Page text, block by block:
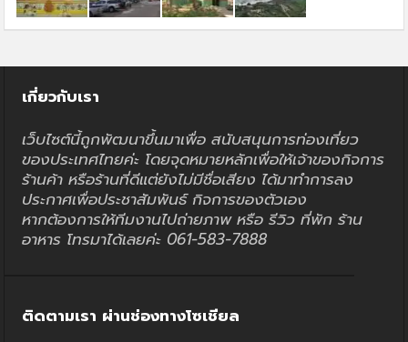
เกี่ยวกับเรา
เว็บไซต์นี้ถูกพัฒนาขึ้นมาเพื่อ สนับสนุนการท่องเที่ยว
ของประเทศไทยค่ะ โดยจุดหมายหลักเพื่อให้เจ้าของกิจการ
ร้านค้า หรือร้านที่ดีแต่ยังไม่มีชื่อเสียง ได้มาทำการลง
ประกาศเพื่อประชาสัมพันธ์ กิจการของตัวเอง
หากต้องการให้ทีมงานไปถ่ายภาพ หรือ รีวิว ที่พัก ร้าน
อาหาร โทรมาได้เลยค่ะ 061-583-7888
ติดตามเรา ผ่านช่องทางโซเชียล